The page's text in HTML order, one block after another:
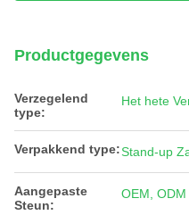
Productgegevens
Verzegelend
type:
Het hete
Verpakkend type:Stand-up
Aangepaste
Steun:
OEM, ODM